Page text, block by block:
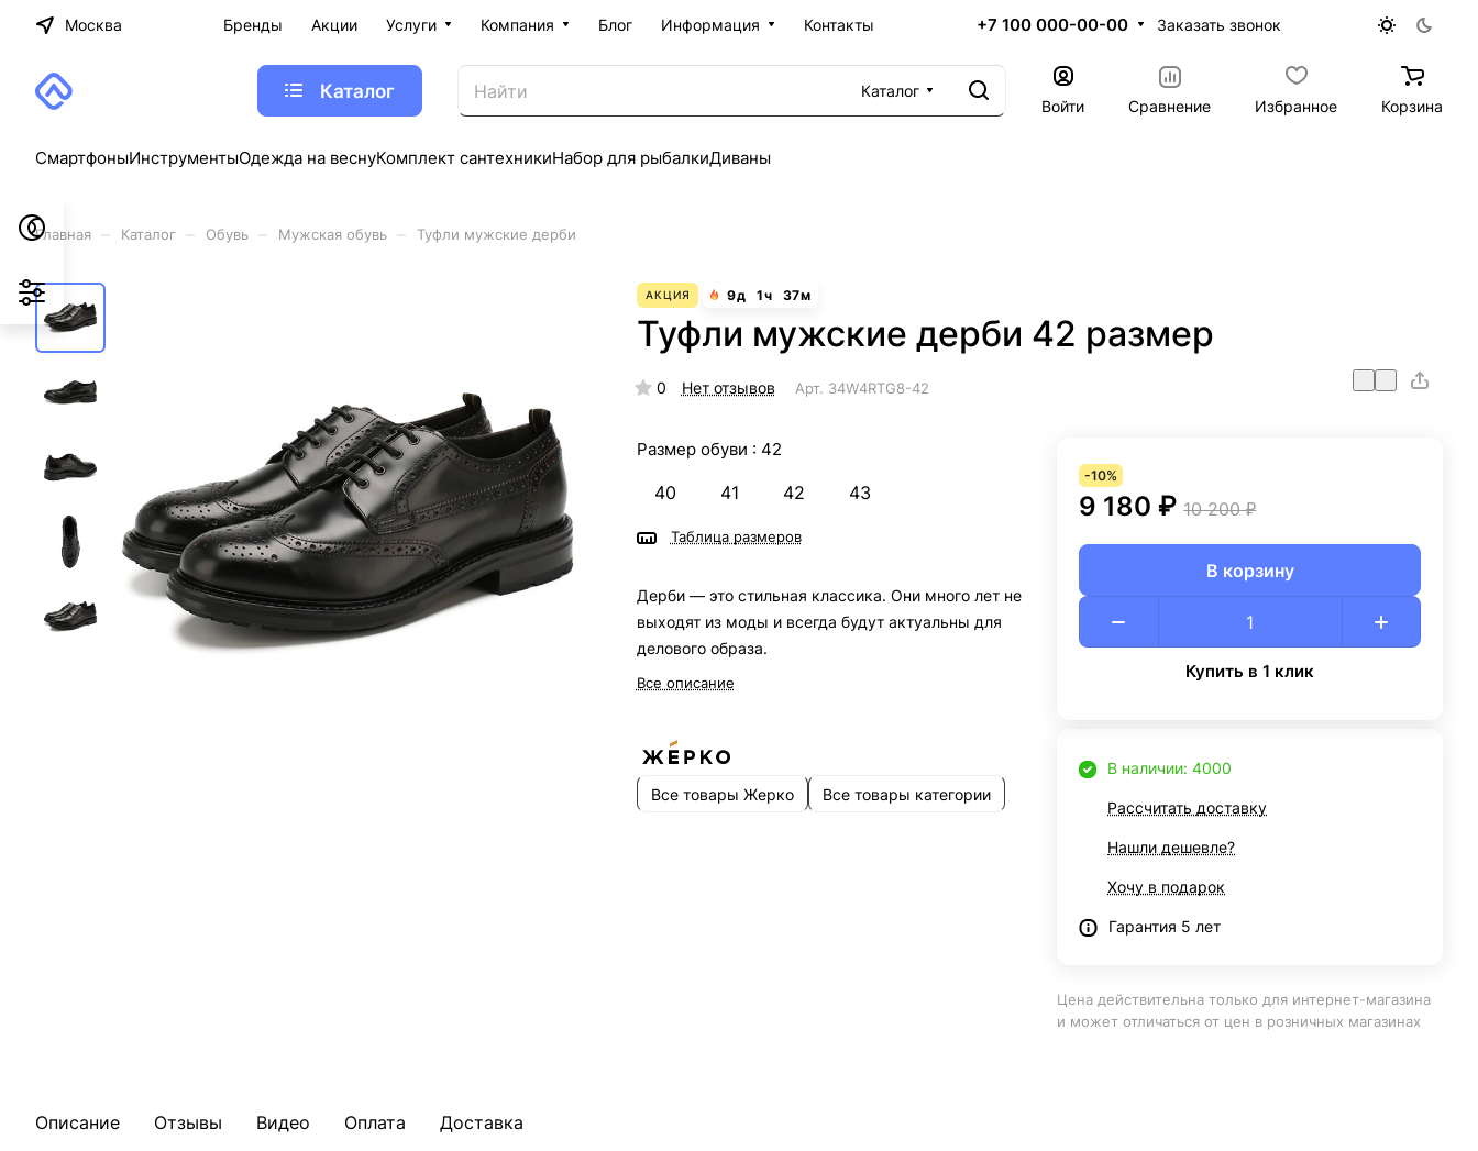
Москва Бренды Акции Услуги Компания Блог Информация Контакты +7 100 000-00-00 Заказать звонок
Каталог
Каталог
Войти
Сравнение Избранное Корзина
СмартфоныИнструментыОдежда на веснуКомплект сантехникиНабор для рыбалкиДиваны
Главная Каталог Обувь Мужская обувь Туфли мужские дерби
АКЦИЯ 9д 1ч 37м
Туфли мужские дерби 42 размер
0 Нет отзывов Арт. 34W4RTG8-42
Размер обуви : 42
40 41 42 43
Таблица размеров
Дерби — это стильная классика. Они много лет не
выходят из моды и всегда будут актуальны для
делового образа.
Все описание
Все товары Жерко Все товары категории
-10%
9 180 ₽ 10 200 ₽
В корзину
Купить в 1 клик
В наличии: 4000
Рассчитать доставку
Нашли дешевле?
Хочу в подарок
Гарантия 5 лет
Цена действительна только для интернет-магазина
и может отличаться от цен в розничных магазинах
Описание Отзывы Видео Оплата Доставка